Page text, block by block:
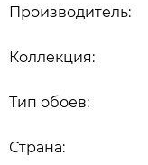
Производитель:
Коллекция:
Страна:
Тип обоев: